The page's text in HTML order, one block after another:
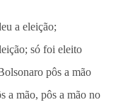
a eleição;
só foi eleito
pôs a mão
a mão, pôs a mão no